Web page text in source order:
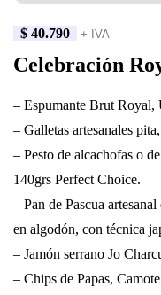
$ 40.790 + IVA
Celebración
– Espumante Brut Royal,
– Galletas artesanales
– Pesto de alcachofas o
140grs Perfect Choice.
– Pan de Pascua
en algodón, con técnica
– Jamón serrano Jo
– Chips de Papas,